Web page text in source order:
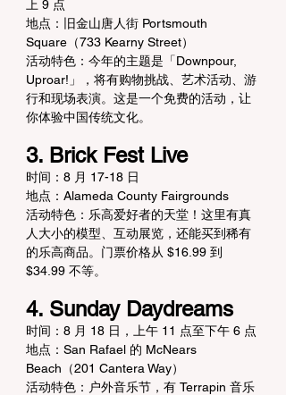
上 9 点
地点：旧金山唐人街 Portsmouth
Square（733 Kearny Street）
活动特色：今年的主题是「Downpour,
Uproar!」，将有购物挑战、艺术活动、游
行和现场表演。这是一个免费的活动，让
你体验中国传统文化。
3. Brick Fest Live
时间：8 月 17-18 日
地点：Alameda County Fairgrounds
活动特色：乐高爱好者的天堂！这里有真
人大小的模型、互动展览，还能买到稀有
的乐高商品。门票价格从 $16.99 到
$34.99 不等。
4. Sunday Daydreams
时间：8 月 18 日，上午 11 点至下午 6 点
地点：San Rafael 的 McNears
Beach（201 Cantera Way）
活动特色：户外音乐节，有 Terrapin 音乐